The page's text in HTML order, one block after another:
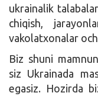
ukrainalik
chiqish,
vakolatxonalar
Biz shuni
siz Ukrainada
egasiz. Hozirda